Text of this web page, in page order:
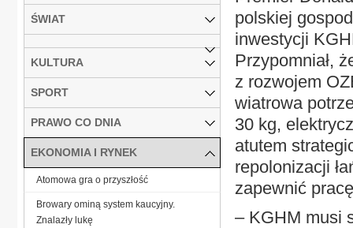
polskiej
inwestycji
Przypomniał,
z rozwojem
wiatrowa
30 kg,
atutem
repolonizacji
zapewnić
– KGHM musi
ŚWIAT
KULTURA
SPORT
PRAWO CO DNIA
EKONOMIA I RYNEK
Atomowa gra o przyszłość
Browary ominą system kaucyjny.
Znalazły lukę